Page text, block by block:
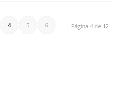
Página 4 de 12
4 5 6